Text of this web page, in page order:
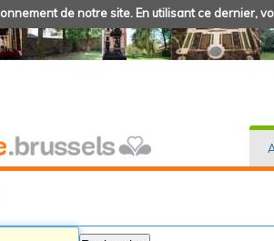
de notre site. En utilisant ce dernier,